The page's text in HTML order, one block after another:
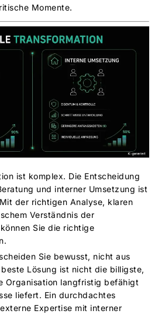
Momente.
ist komplex. Die Entscheidung
und interner Umsetzung ist
der richtigen Analyse, klaren
Verständnis der
Sie die richtige
Sie bewusst, nicht aus
Lösung ist nicht die billigste,
Organisation langfristig befähigt
liefert. Ein durchdachtes
Expertise mit interner